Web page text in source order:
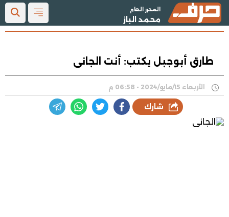
المحرر العام
محمد الباز
طارق أبوجبل يكتب: أنت الجانى
الأربعاء 15/مايو/2024 - 06:58 م
شارك